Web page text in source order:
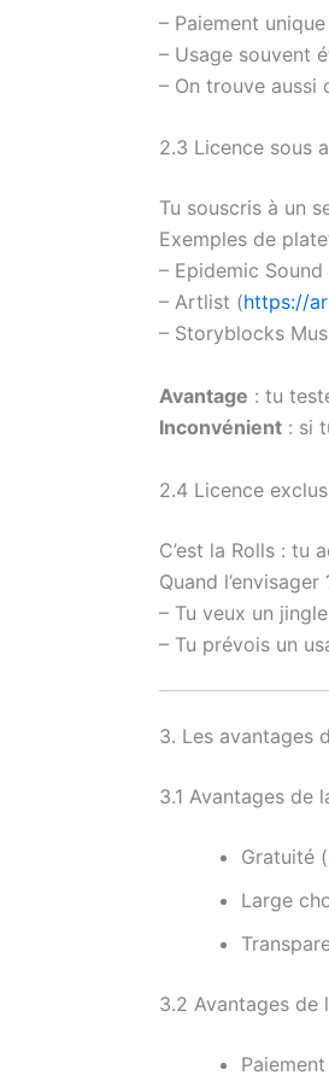
– Paiement
– Usage souvent
– On trouve aussi
2.3 Licence sous
Tu souscris à un
Exemples de
– Epidemic Sound
– Artlist (https://
– Storyblocks
Avantage : tu
Inconvénient : si
2.4 Licence
C’est la Rolls : tu
Quand l’envisager
– Tu veux un
– Tu prévois un
3. Les avantages
3.1 Avantages de
Gratuité
Large
3.2 Avantages